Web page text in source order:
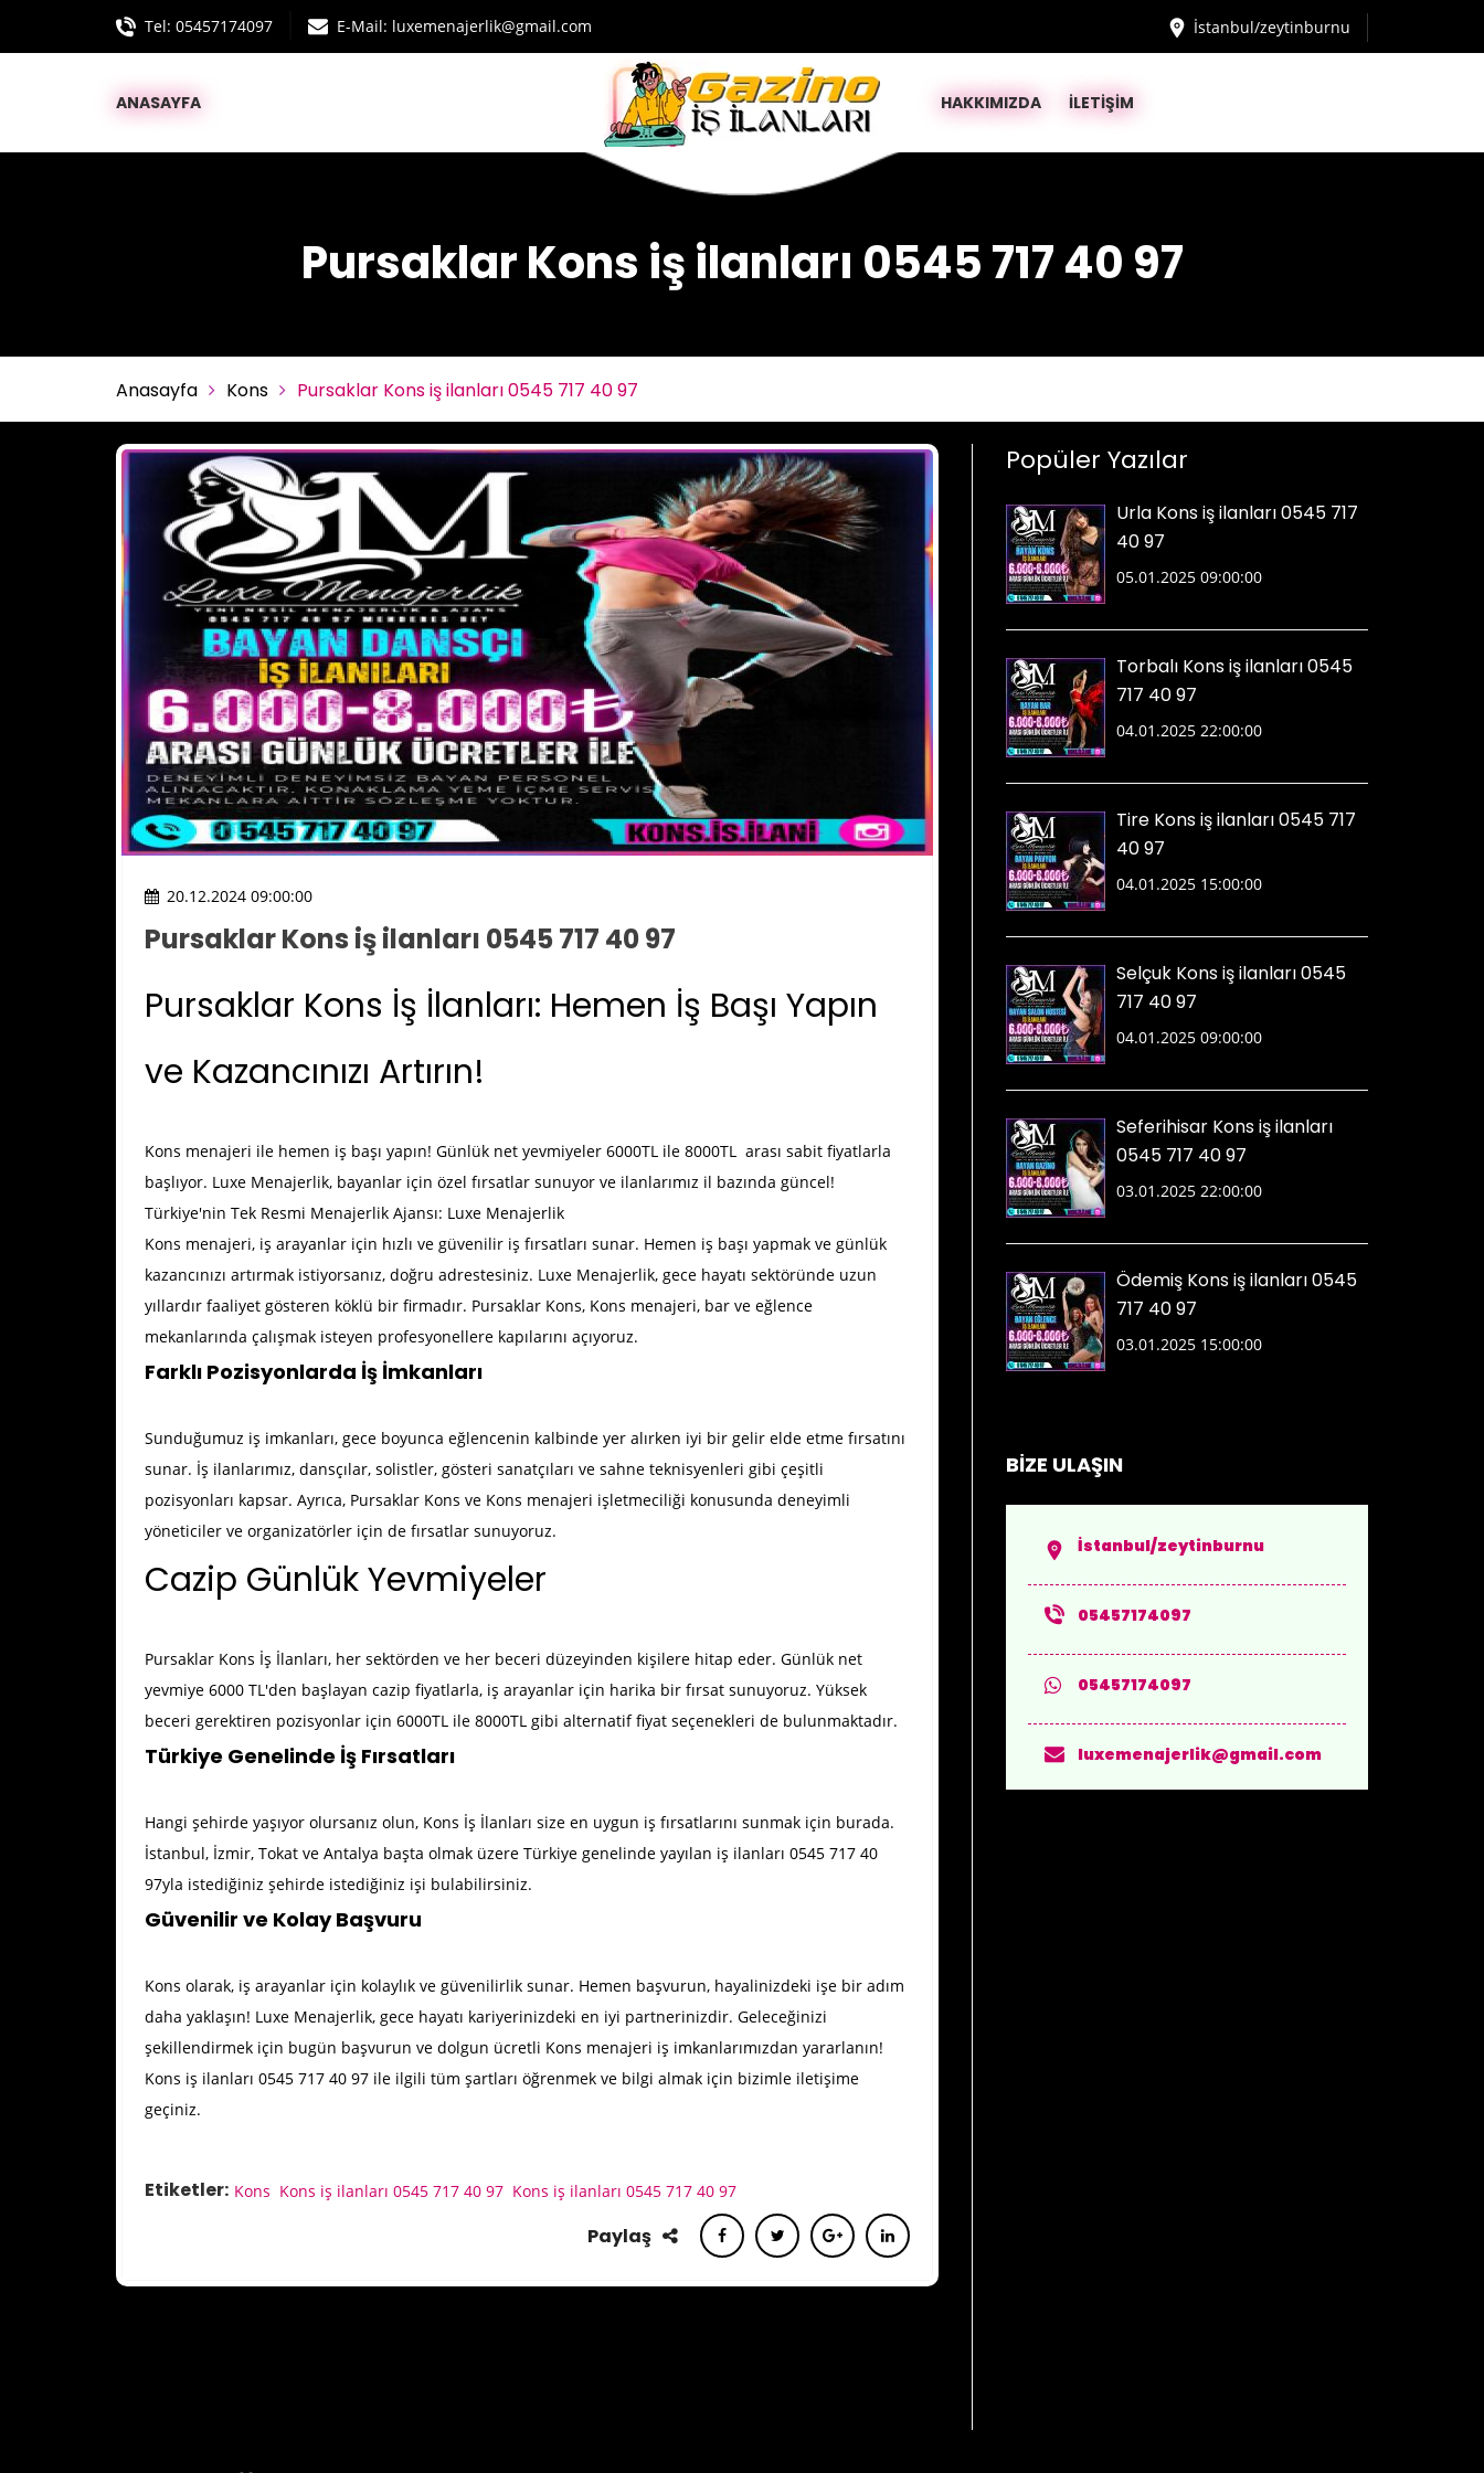
Tel: 05457174097 E-Mail: luxemenajerlik@gmail.com İstanbul/zeytinburnu
ANASAYFA HAKKIMIZDA İLETİŞİM
Pursaklar Kons iş ilanları 0545 717 40 97
Anasayfa Kons Pursaklar Kons iş ilanları 0545 717 40 97
20.12.2024 09:00:00
Pursaklar Kons iş ilanları 0545 717 40 97
Pursaklar Kons İş İlanları: Hemen İş Başı Yapın
ve Kazancınızı Artırın!
Kons menajeri ile hemen iş başı yapın! Günlük net yevmiyeler 6000TL ile 8000TL arası sabit fiyatlarla
başlıyor. Luxe Menajerlik, bayanlar için özel fırsatlar sunuyor ve ilanlarımız il bazında güncel!
Türkiye'nin Tek Resmi Menajerlik Ajansı: Luxe Menajerlik
Kons menajeri, iş arayanlar için hızlı ve güvenilir iş fırsatları sunar. Hemen iş başı yapmak ve günlük
kazancınızı artırmak istiyorsanız, doğru adrestesiniz. Luxe Menajerlik, gece hayatı sektöründe uzun
yıllardır faaliyet gösteren köklü bir firmadır. Pursaklar Kons, Kons menajeri, bar ve eğlence
mekanlarında çalışmak isteyen profesyonellere kapılarını açıyoruz.
Farklı Pozisyonlarda İş İmkanları
Sunduğumuz iş imkanları, gece boyunca eğlencenin kalbinde yer alırken iyi bir gelir elde etme fırsatını
sunar. İş ilanlarımız, dansçılar, solistler, gösteri sanatçıları ve sahne teknisyenleri gibi çeşitli
pozisyonları kapsar. Ayrıca, Pursaklar Kons ve Kons menajeri işletmeciliği konusunda deneyimli
yöneticiler ve organizatörler için de fırsatlar sunuyoruz.
Cazip Günlük Yevmiyeler
Pursaklar Kons İş İlanları, her sektörden ve her beceri düzeyinden kişilere hitap eder. Günlük net
yevmiye 6000 TL'den başlayan cazip fiyatlarla, iş arayanlar için harika bir fırsat sunuyoruz. Yüksek
beceri gerektiren pozisyonlar için 6000TL ile 8000TL gibi alternatif fiyat seçenekleri de bulunmaktadır.
Türkiye Genelinde İş Fırsatları
Hangi şehirde yaşıyor olursanız olun, Kons İş İlanları size en uygun iş fırsatlarını sunmak için burada.
İstanbul, İzmir, Tokat ve Antalya başta olmak üzere Türkiye genelinde yayılan iş ilanları 0545 717 40
97yla istediğiniz şehirde istediğiniz işi bulabilirsiniz.
Güvenilir ve Kolay Başvuru
Kons olarak, iş arayanlar için kolaylık ve güvenilirlik sunar. Hemen başvurun, hayalinizdeki işe bir adım
daha yaklaşın! Luxe Menajerlik, gece hayatı kariyerinizdeki en iyi partnerinizdir. Geleceğinizi
şekillendirmek için bugün başvurun ve dolgun ücretli Kons menajeri iş imkanlarımızdan yararlanın!
Kons iş ilanları 0545 717 40 97 ile ilgili tüm şartları öğrenmek ve bilgi almak için bizimle iletişime
geçiniz.
Etiketler: Kons Kons iş ilanları 0545 717 40 97 Kons iş ilanları 0545 717 40 97
Paylaş
Popüler Yazılar
Urla Kons iş ilanları 0545 717
40 97
05.01.2025 09:00:00
Torbalı Kons iş ilanları 0545
717 40 97
04.01.2025 22:00:00
Tire Kons iş ilanları 0545 717
40 97
04.01.2025 15:00:00
Selçuk Kons iş ilanları 0545
717 40 97
04.01.2025 09:00:00
Seferihisar Kons iş ilanları
0545 717 40 97
03.01.2025 22:00:00
Ödemiş Kons iş ilanları 0545
717 40 97
03.01.2025 15:00:00
BİZE ULAŞIN
İstanbul/zeytinburnu
05457174097
05457174097
luxemenajerlik@gmail.com